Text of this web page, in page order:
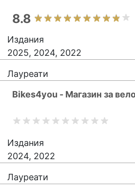
8.8
Издания
2025, 2024, 2022
Лауреати
Bikes4you - Магазин за
Издания
2024, 2022
Лауреати